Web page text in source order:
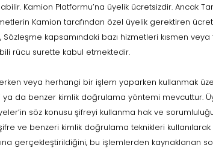
Kamion Platformu’na üyelik ücretsizdir. Ancak
Kamion tarafından özel üyelik gerektiren
kapsamındaki bazı hizmetleri kısmen
rücu surette kabul etmektedir.
veya herhangi bir işlem yaparken kullanmak
da benzer kimlik doğrulama yöntemi mevcuttur.
söz konusu şifreyi kullanma hak ve
ve benzeri kimlik doğrulama teknikleri
gerçekleştirildiğini, bu işlemlerden kaynaklanan